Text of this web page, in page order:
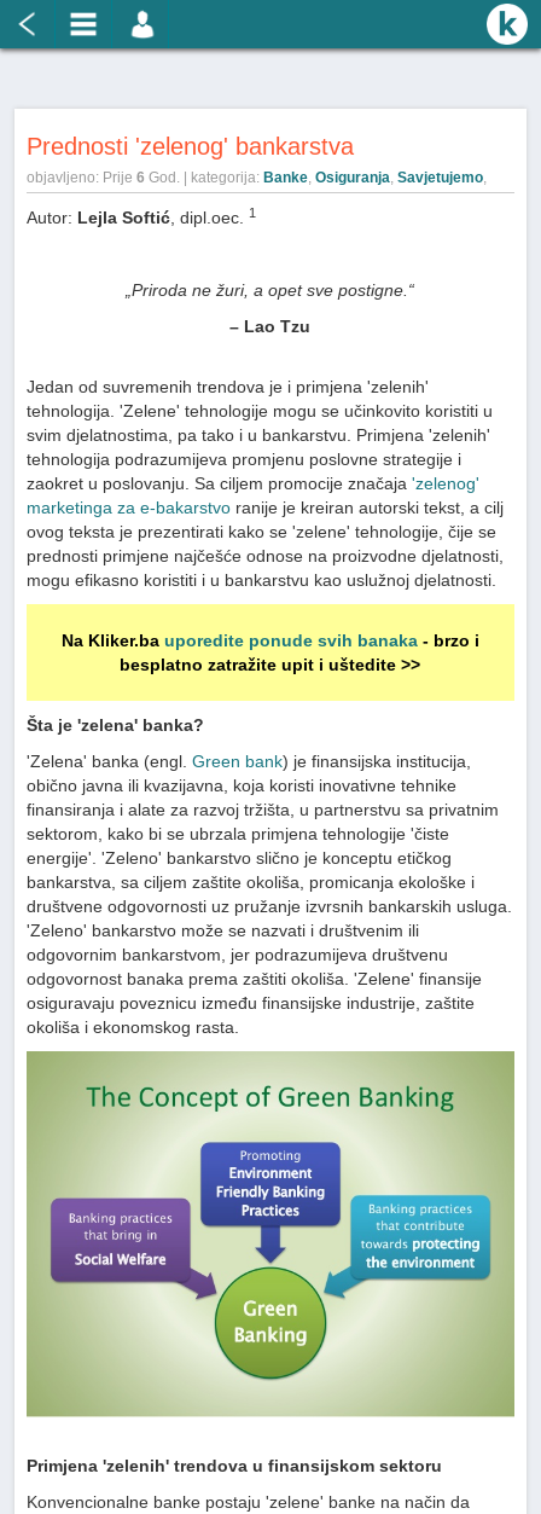
Prednosti 'zelenog' bankarstva
objavljeno: Prije6 God. | kategorija: Banke,Osiguranja,Savjetujemo,
Autor: Lejla Softić , dipl.oec.1
„Priroda ne žuri, a opet sve postigne.“
– Lao Tzu
Jedan od suvremenih trendova je i primjena 'zelenih'
tehnologija. 'Zelene' tehnologije mogu se učinkovito koristiti u
svim djelatnostima, pa tako i u bankarstvu. Primjena 'zelenih'
tehnologija podrazumijeva promjenu poslovne strategije i
zaokret u poslovanju. Sa ciljem promocije značaja'zelenog'
marketinga za e-bakarstvo ranije je kreiran autorski tekst, a cilj
ovog teksta je prezentirati kako se 'zelene' tehnologije, čije se
prednosti primjene najčešće odnose na proizvodne djelatnosti,
mogu efikasno koristiti i u bankarstvu kao uslužnoj djelatnosti.
Na Kliker.ba uporedite ponude svih banaka- brzo i
besplatno zatražite upit i uštedite >>
Šta je 'zelena' banka?
'Zelena' banka (engl.Green bank) je finansijska institucija,
obično javna ili kvazijavna, koja koristi inovativne tehnike
finansiranja i alate za razvoj tržišta, u partnerstvu sa privatnim
sektorom, kako bi se ubrzala primjena tehnologije 'čiste
energije'. 'Zeleno' bankarstvo slično je konceptu etičkog
bankarstva, sa ciljem zaštite okoliša, promicanja ekološke i
društvene odgovornosti uz pružanje izvrsnih bankarskih usluga.
'Zeleno' bankarstvo može se nazvati i društvenim ili
odgovornim bankarstvom, jer podrazumijeva društvenu
odgovornost banaka prema zaštiti okoliša. 'Zelene' finansije
osiguravaju poveznicu između finansijske industrije, zaštite
okoliša i ekonomskog rasta.
Primjena 'zelenih' trendova u finansijskom sektoru
Konvencionalne banke postaju 'zelene' banke na način da